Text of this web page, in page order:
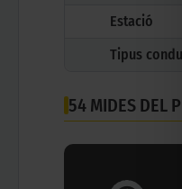
Estació
Tipus
54 MIDES DEL